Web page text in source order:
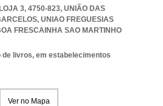
3, 4750-823, UNIÃO DAS
, UNIAO FREGUESIAS
FRESCAINHA SAO MARTINHO
livros, em estabelecimentos
Ver no Mapa